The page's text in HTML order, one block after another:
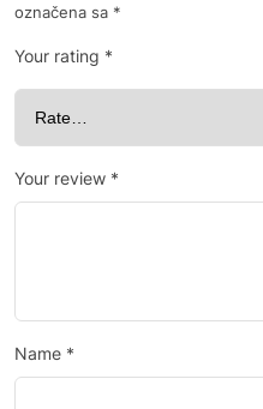
označena sa *
Your rating *
Your review *
Name *